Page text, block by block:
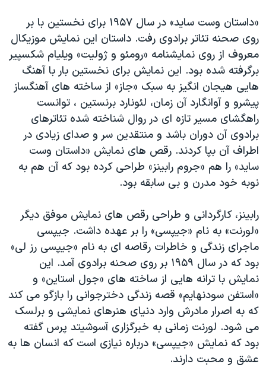
نرگس محمدی برنده جایزه نوبل صلح
همایش محافظه‌کاران آمریکا «سی‌پک»
صفحه‌های ویژه
سفر پرزیدنت ترامپ به چین
«داستان وست ساید» در سال ١٩۵٧ برای نخستین با بر
روی صحنه تئاتر برادوی رفت. داستان این نمایش موزیکال
معروف از روی نمایشنامه «رومئو و ژولیت» ویلیام شکسپیر
برگرفته شده بود. این نمایش برای نخستین بار با آهنگ
هایی هیجان انگیز به سبک «جاز» از ساخته های آهنگساز
پیشرو و آوانگارد آن زمان، لئونارد برنستین ، توانست
راهگشای مسیر تازه ای در روال شناخته شده تئاترهای
برادوی آن دوران باشد و منتقدین سر و صدای زیادی در
اطراف آن بپا کردند. رقص های نمایش «داستان وست
ساید» را هم «جروم رابینز» طراحی کرده بود که آن هم به
نوبه خود مدرن و بی سابقه بود.
رابینز، کارگردانی و طراحی رقص های نمایش موفق دیگر
«لورنت» به نام «جیپسی» را بر عهده داشت. جیپسی
ماجرای زندگی و خاطرات رقاصه ای به نام «جیپسی رز لی»
بود که در سال ١٩۵٩ بر روی صحنه برادوی آمد. این
نمایش با ترانه هایی از ساخته های «جول استاین» و
«استفن سودنهایم» قصه زندگی دخترجوانی را بازگو می کند
که به اصرار مادرش وارد دنیای هنرهای نمایشی و برلسک
می شود. لورنت زمانی به خبرگزاری آسوشیتد پرس گفته
بود که نمایش «جیپسی» درباره نیازی است که انسان ها به
عشق و محبت دارند.